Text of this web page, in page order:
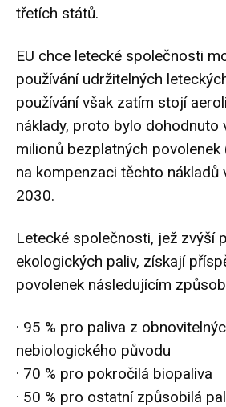
třetích států.
EU chce letecké společnosti
používání udržitelných
používání však zatím stojí
náklady, proto bylo dohodnuto
milionů bezplatných
na kompenzaci těchto
2030.
Letecké společnosti, jež zvýší
ekologických paliv, získají
povolenek následujícím
· 95 % pro paliva z
nebiologického původu
· 70 % pro pokročilá biopaliva
· 50 % pro ostatní způsobilá